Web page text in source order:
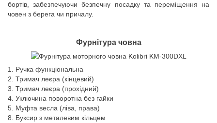
бортів, забезпечуючи безпечну посадку та переміщення на
човен з берега чи причалу.
Фурнітура човна
1. Ручка функціональна
2. Тримач леєра (кінцевий)
3. Тримач леєра (прохідний)
4. Уключина поворотна без гайки
5. Муфта весла (ліва, права)
8. Буксир з металевим кільцем